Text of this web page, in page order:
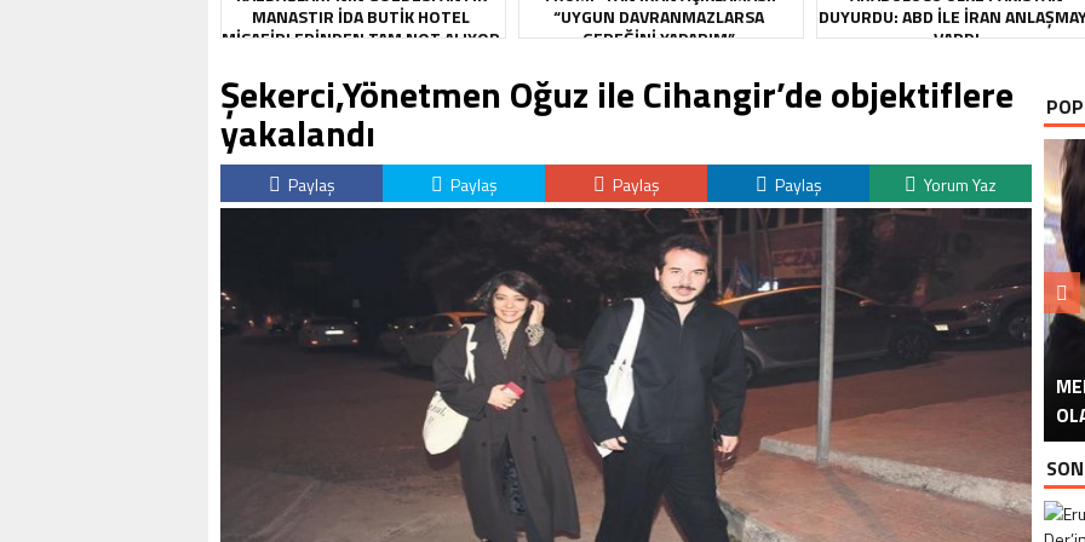
MANASTIR İDA BUTIK HOTEL
MISAFIRLERINDEN TAM NOT ALIYOR
“UYGUN DAVRANMAZLARSA
GEREĞINI YAPARIM”
DUYURDU: ABD ILE İRAN
VARDI
Şekerci,Yönetmen Oğuz ile Cihangir’de objektiflere
yakalandı
Paylaş Paylaş Paylaş Paylaş Yorum Yaz